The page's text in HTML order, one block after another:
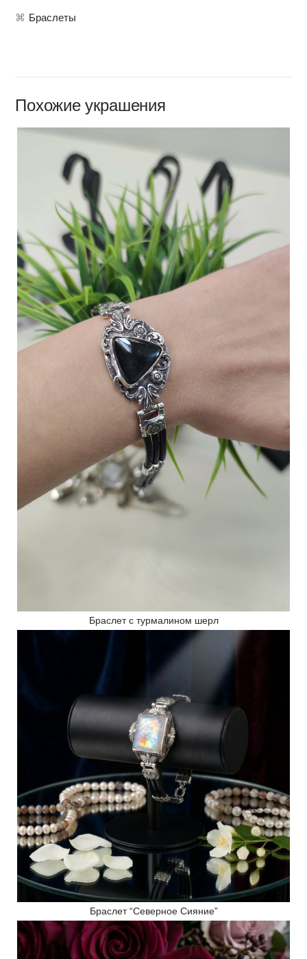
⌘ Браслеты
Похожие украшения
Браслет с турмалином шерл
Браслет “Северное Сияние”